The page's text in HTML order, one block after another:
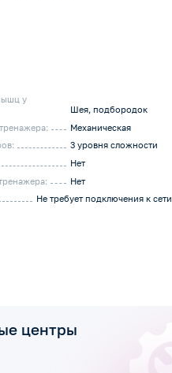
у
Шея, подбородок
Механическая
3 уровня сложности
Нет
Нет
Не требует подключения к сети
центры